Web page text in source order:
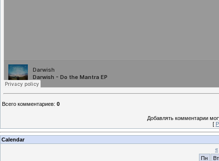
Всего комментариев: 0
Добавлять комментарии
[
Calendar
«
Пн
Вт